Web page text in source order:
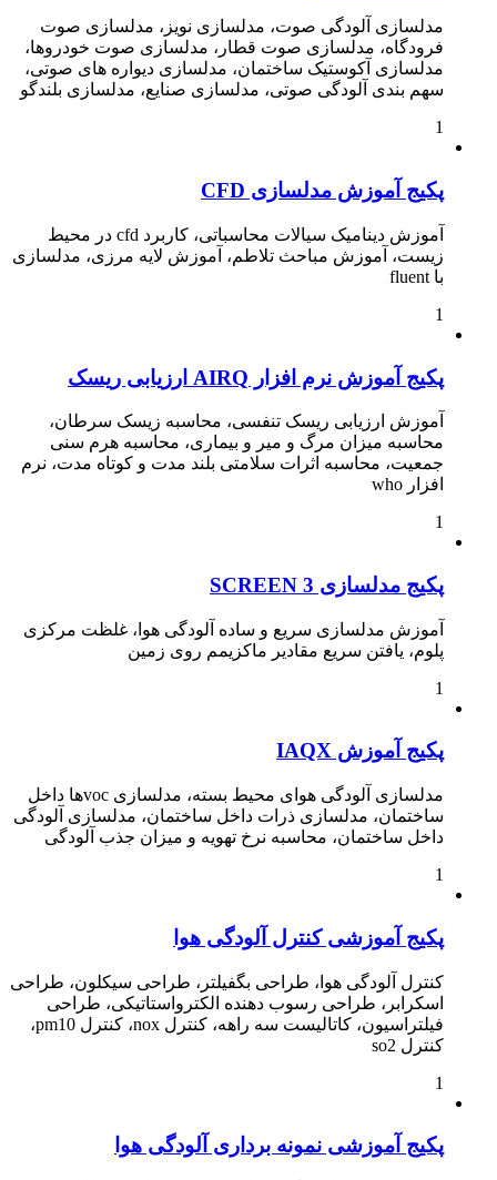
مدلسازی آلودگی صوت، مدلسازی نویز، مدلسازی صوت
فرودگاه، مدلسازی صوت قطار، مدلسازی صوت خودروها،
مدلسازی آکوستیک ساختمان، مدلسازی دیواره های صوتی،
سهم بندی آلودگی صوتی، مدلسازی صنایع، مدلسازی بلندگو
1
پکیج آموزش مدلسازی CFD
آموزش دینامیک سیالات محاسباتی، کاربرد cfd در محیط
زیست، آموزش مباحث تلاطم، آموزش لایه مرزی، مدلسازی
با fluent
1
پکیج آموزش نرم افزار AIRQ ارزیابی ریسک
آموزش ارزیابی ریسک تنفسی، محاسبه زیسک سرطان،
محاسبه میزان مرگ و میر و بیماری، محاسبه هرم سنی
جمعیت، محاسبه اثرات سلامتی بلند مدت و کوتاه مدت، نرم
افزار who
1
پکیج مدلسازی SCREEN 3
آموزش مدلسازی سریع و ساده آلودگی هوا، غلظت مرکزی
پلوم، یافتن سریع مقادیر ماکزیمم روی زمین
1
پکیج آموزش IAQX
مدلسازی آلودگی هوای محیط بسته، مدلسازی vocها داخل
ساختمان، مدلسازی ذرات داخل ساختمان، مدلسازی آلودگی
داخل ساختمان، محاسبه نرخ تهویه و میزان جذب آلودگی
1
پکیج آموزشی کنترل آلودگی هوا
کنترل آلودگی هوا، طراحی بگفیلتر، طراحی سیکلون، طراحی
اسکرابر، طراحی رسوب دهنده الکترواستاتیکی، طراحی
فیلتراسیون، کاتالیست سه راهه، کنترل nox، کنترل pm10،
کنترل so2
1
پکیج آموزشی نمونه برداری آلودگی هوا